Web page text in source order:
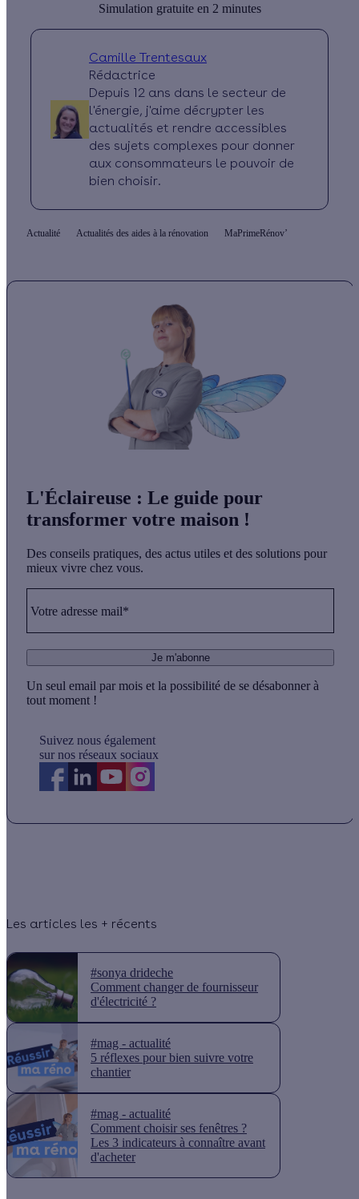
Simulation gratuite en 2 minutes
Camille Trentesaux
Rédactrice
Depuis 12 ans dans le secteur de
l'énergie, j'aime décrypter les
actualités et rendre accessibles
des sujets complexes pour donner
aux consommateurs le pouvoir de
bien choisir.
Actualité Actualités des aides à la rénovation MaPrimeRénov’
L'Éclaireuse : Le guide pour
transformer votre maison !
Des conseils pratiques, des actus utiles et des solutions pour
mieux vivre chez vous.
Votre adresse mail*
Je m'abonne
Un seul email par mois et la possibilité de se désabonner à
tout moment !
Suivez nous également
sur nos réseaux sociaux
Les articles les + récents
#sonya drideche
Comment changer de fournisseur
d'électricité ?
#mag - actualité
5 réflexes pour bien suivre votre
chantier
#mag - actualité
Comment choisir ses fenêtres ?
Les 3 indicateurs à connaître avant
d'acheter